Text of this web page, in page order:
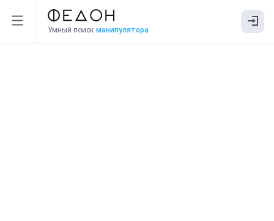
Умный поиск манипулятора